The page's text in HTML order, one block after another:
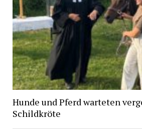
Hunde und Pferd warteten
Schildkröte